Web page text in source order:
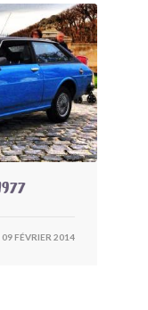
09 FÉVRIER 2014